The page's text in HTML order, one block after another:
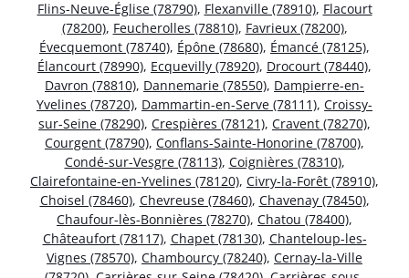
Flins-Neuve-Église (78790), Flexanville (78910), Flacourt
(78200), Feucherolles (78810), Favrieux (78200),
Évecquemont (78740), Épône (78680), Émancé (78125),
Élancourt (78990), Ecquevilly (78920), Drocourt (78440),
Davron (78810), Dannemarie (78550), Dampierre-en-
Yvelines (78720), Dammartin-en-Serve (78111), Croissy-
sur-Seine (78290), Crespières (78121), Cravent (78270),
Courgent (78790), Conflans-Sainte-Honorine (78700),
Condé-sur-Vesgre (78113), Coignières (78310),
Clairefontaine-en-Yvelines (78120), Civry-la-Forêt (78910),
Choisel (78460), Chevreuse (78460), Chavenay (78450),
Chaufour-lès-Bonnières (78270), Chatou (78400),
Châteaufort (78117), Chapet (78130), Chanteloup-les-
Vignes (78570), Chambourcy (78240), Cernay-la-Ville